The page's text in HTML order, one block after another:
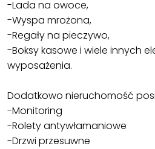
-Lada na owoce,
-Wyspa mrożona,
-Regały na pieczywo,
-Boksy kasowe i wiele innych
wyposażenia.
Dodatkowo nieruchomość
-Monitoring
-Rolety antywłamaniowe
-Drzwi przesuwne